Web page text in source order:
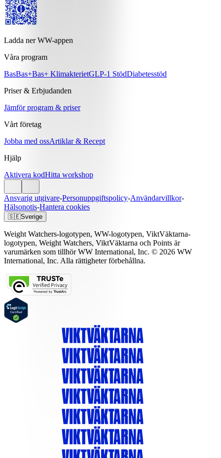
Ladda ner WW-appen
Våra program
BasBas+Bas+ KlimakterietGLP-1 StödDiabetesstöd
Priser & Erbjudanden
Jämför program & priser
Vårt företag
Jobba med ossArtiklar & Recept
Hjälp
Aktivera kodHitta workshop
Ansvarig utgivare-Personuppgiftspolicy-Användarvillkor-
Hälsonotis-Hantera cookies
🇸🇪Sverige
Weight Watchers-logotypen, WW-logotypen, ViktVäktarna-
logotypen, Weight Watchers, ViktVäktarna och Points är
varumärken som tillhör WW International, Inc. © 2026 WW
International, Inc. Alla rättigheter förbehållna.